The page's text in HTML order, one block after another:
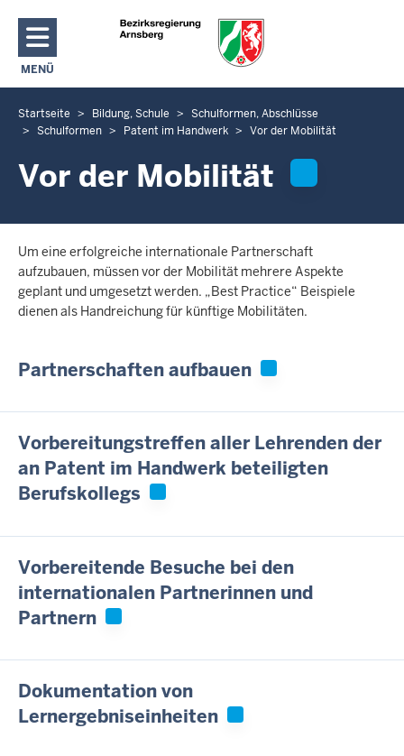
Direkt zum Inhalt
MENÜ
NAVIGATION AKTIVIEREN/DEAKTIVIEREN: HAUPTMENÜ
S
e
b
f
i
n
d
e
s
c
h
h
i
e
Startseite Bildung, Schule
Schulformen, Abschlüsse
Schulformen
Patent im Handwerk Vor der Mobilität
Vor der Mobilität
Um eine erfolgreiche internationale Partnerschaft
aufzubauen, müssen vor der Mobilität mehrere Aspekte
geplant und umgesetzt werden. „Best Practice“ Beispiele
dienen als Handreichung für künftige Mobilitäten.
Partnerschaften aufbauen
Vorbereitungstreffen aller Lehrenden der
an Patent im Handwerk beteiligten
Berufskollegs
Vorbereitende Besuche bei den
internationalen Partnerinnen und
Partnern
Dokumentation von
Lernergebniseinheiten